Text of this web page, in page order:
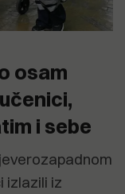
osam
i sebe
izlazili iz